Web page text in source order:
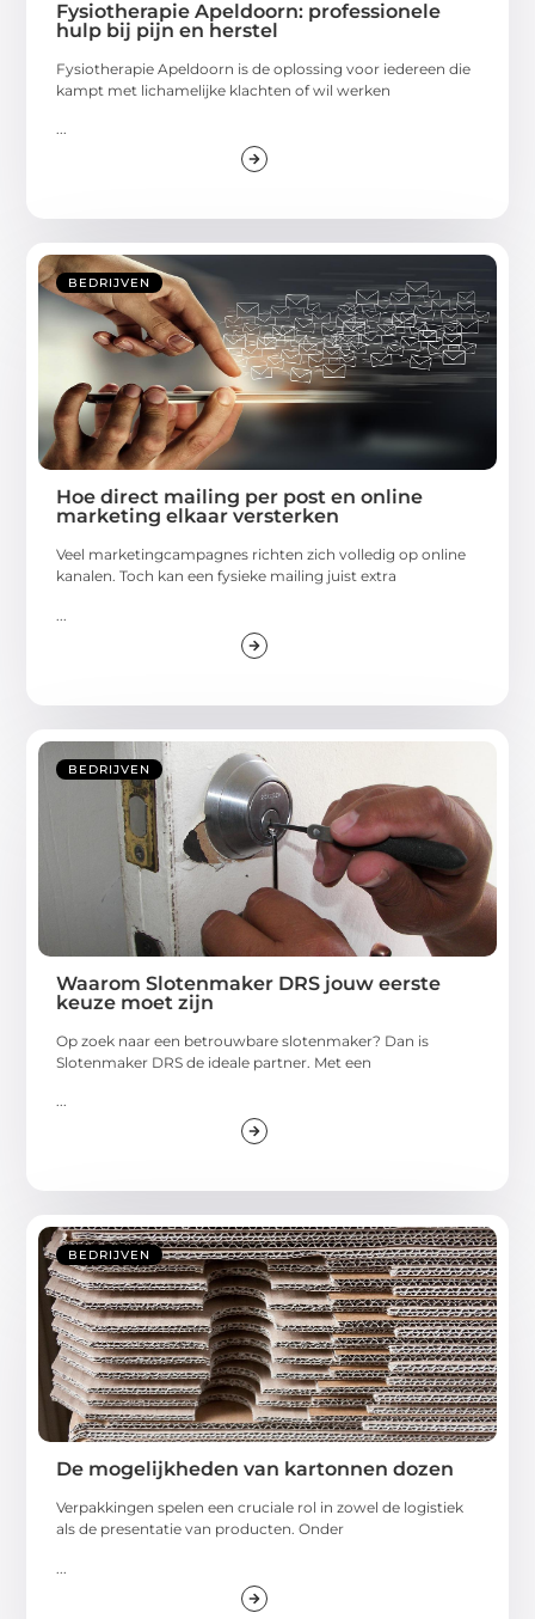
Fysiotherapie Apeldoorn: professionele
hulp bij pijn en herstel
Fysiotherapie Apeldoorn is de oplossing voor iedereen die
kampt met lichamelijke klachten of wil werken
...
BEDRIJVEN
Hoe direct mailing per post en online
marketing elkaar versterken
Veel marketingcampagnes richten zich volledig op online
kanalen. Toch kan een fysieke mailing juist extra
BEDRIJVEN
Waarom Slotenmaker DRS jouw eerste
keuze moet zijn
Op zoek naar een betrouwbare slotenmaker? Dan is
Slotenmaker DRS de ideale partner. Met een
...
BEDRIJVEN
De mogelijkheden van kartonnen dozen
Verpakkingen spelen een cruciale rol in zowel de logistiek
als de presentatie van producten. Onder